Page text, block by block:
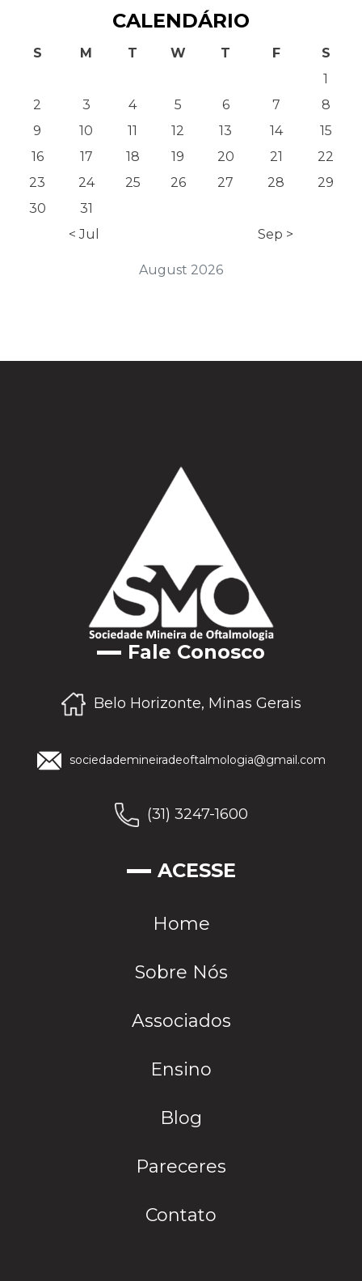
CALENDÁRIO
August 2026
S M T W T F
S
1
2
3 4 5 6 7
8
9
10 11 12 13 14
15
16
17 18 19 20 21
22
23
24 25 26 27 28
29
30
31
< Jul
Sep >
Fale Conosco
Belo Horizonte, Minas Gerais
sociedademineiradeoftalmologia@gmail.com
(31) 3247-1600
ACESSE
Home
Sobre Nós
Associados
Ensino
Blog
Pareceres
Contato